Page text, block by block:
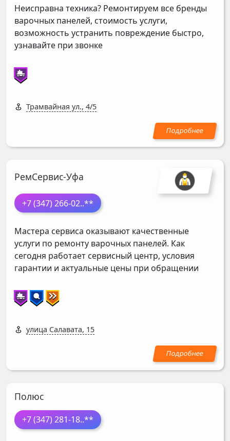
Неисправна техника? Ремонтируем все бренды
варочных панелей, стоимость услуги,
возможность устранить повреждение быстро,
узнавайте при звонке
Трамвайная ул., 4/5
РемСервис-Уфа
+7 (347) 266-02..**
Мастера сервиса оказывают качественные
услуги по ремонту варочных панелей. Как
сегодня работает сервисный центр, условия
гарантии и актуальные цены при обращении
улица Салавата, 15
Полюс
+7 (347) 281-18..**